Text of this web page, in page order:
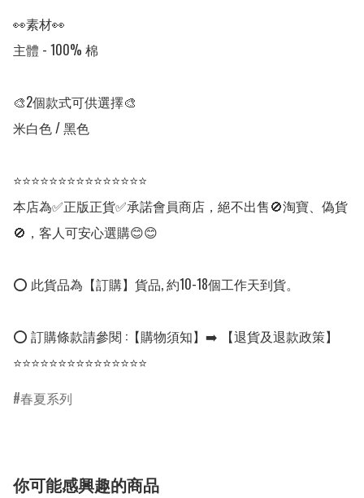
👀素材👀
主體 - 100% 棉
🎨2個款式可供選擇🎨
米白色 / 黑色
⭐⭐⭐⭐⭐⭐⭐⭐⭐⭐⭐⭐⭐⭐⭐
本店為✅正版正貨✅承諾會員商店，絕不出售🚫淘寶、偽貨
🚫，客人可安心選購😊😊
⭕ 此貨品為【訂購】貨品, 約10-18個工作天到貨。
⭕ 訂購條款請參閱 :【購物須知】➡️ 【退貨及退款政策】
⭐⭐⭐⭐⭐⭐⭐⭐⭐⭐⭐⭐⭐⭐⭐
春夏系列
你可能感興趣的商品